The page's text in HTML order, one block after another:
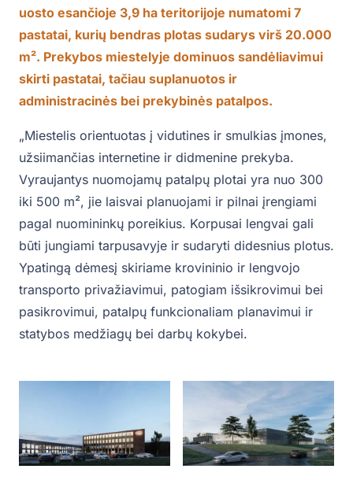
uosto esančioje 3,9 ha teritorijoje numatomi 7
pastatai, kurių bendras plotas sudarys virš 20.000
m². Prekybos miestelyje dominuos sandėliavimui
skirti pastatai, tačiau suplanuotos ir
administracinės bei prekybinės patalpos.
„Miestelis orientuotas į vidutines ir smulkias įmones,
užsiimančias internetine ir didmenine prekyba.
Vyraujantys nuomojamų patalpų plotai yra nuo 300
iki 500 m², jie laisvai planuojami ir pilnai įrengiami
pagal nuomininkų poreikius. Korpusai lengvai gali
būti jungiami tarpusavyje ir sudaryti didesnius plotus.
Ypatingą dėmesį skiriame krovininio ir lengvojo
transporto privažiavimui, patogiam išsikrovimui bei
pasikrovimui, patalpų funkcionaliam planavimui ir
statybos medžiagų bei darbų kokybei.